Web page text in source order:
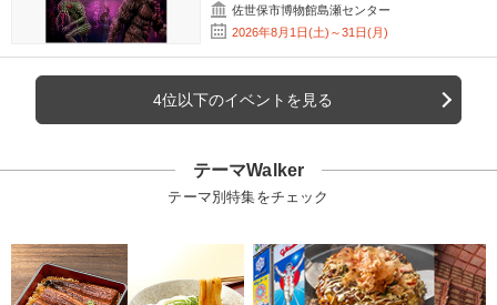
佐世保市博物館島瀬センター
2026年8月1日(土)～31日(月)
4位以下のイベントを見る
テーマWalker
テーマ別特集をチェック